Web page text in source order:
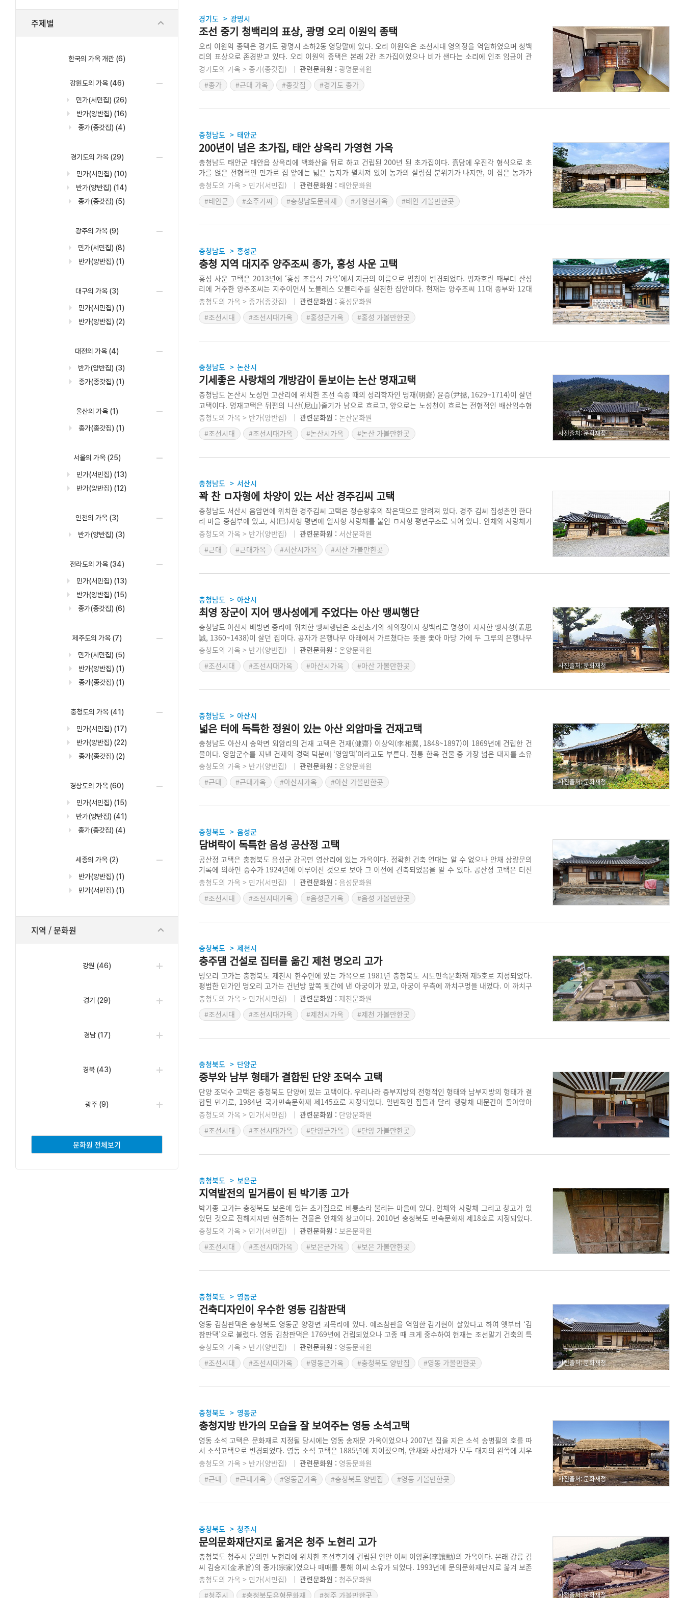
주제별
한국의 가옥 개관 (6)
강원도의 가옥 (46)
민가(서민집) (26)
반가(양반집) (16)
종가(종갓집) (4)
경기도의 가옥 (29)
민가(서민집) (10)
반가(양반집) (14)
종가(종갓집) (5)
광주의 가옥 (9)
민가(서민집) (8)
반가(양반집) (1)
대구의 가옥 (3)
민가(서민집) (1)
반가(양반집) (2)
대전의 가옥 (4)
반가(양반집) (3)
종가(종갓집) (1)
울산의 가옥 (1)
종가(종갓집) (1)
서울의 가옥 (25)
민가(서민집) (13)
반가(양반집) (12)
인천의 가옥 (3)
반가(양반집) (3)
전라도의 가옥 (34)
민가(서민집) (13)
반가(양반집) (15)
종가(종갓집) (6)
제주도의 가옥 (7)
민가(서민집) (5)
반가(양반집) (1)
종가(종갓집) (1)
충청도의 가옥 (41)
민가(서민집) (17)
반가(양반집) (22)
종가(종갓집) (2)
경상도의 가옥 (60)
민가(서민집) (15)
반가(양반집) (41)
종가(종갓집) (4)
세종의 가옥 (2)
반가(양반집) (1)
민가(서민집) (1)
지역 / 문화원
강원 (46)
경기 (29)
경남 (17)
경북 (43)
광주 (9)
문화원 전체보기
경기도 > 광명시
조선 중기 청백리의 표상, 광명 오리 이원익 종택
오리 이원익 종택은 경기도 광명시 소하2동 영당말에 있다. 오리 이원익은 조선시대 영의정을 역임하였으며 청백
리의 표상으로 존경받고 있다. 오리 이원익 종택은 본래 2칸 초가집이었으나 비가 샌다는 소리에 인조 임금이 관
감정을 지어 하사했다. 관감정은 지금은 관감당이 되었다. 오리 이원익 종택은 현대식으로 개조한 곳도 있으나, 2
0세기 경기지역 살림집의 모습을 잘 보존했다는 평가를 받는다.
경기도의 가옥 > 종가(종갓집) 관련문화원 : 광명문화원
#종가
#근대 가옥 #종갓집 #경기도 종가
충청남도 > 태안군
200년이 넘은 초가집, 태안 상옥리 가영현 가옥
충청남도 태안군 태안읍 상옥리에 백화산을 뒤로 하고 건립된 200년 된 초가집이다. 흙담에 우진각 형식으로 초
가를 얹은 전형적인 민가로 집 앞에는 넓은 농지가 펼쳐져 있어 농가의 살림집 분위기가 나지만, 이 집은 농가가
아니라 청빈의 덕목을 구현하고 있는 선비의 집이다. 이 집 주인은 15대째 이곳에서 거주한 소주 가씨 집안이다.
넓은 대지에 200년 전 몸채를 지었고, 이후 1940년대까지 부속 건물을 덧대어지으며 ㅁ자로 완성된 초가집이다.
돌을 정교하게 쌓은 담, 담 사이에 불뚝 솟은 굴뚝, 그리고 초가지붕이 조화를 이룬다.
충청도의 가옥 > 민가(서민집) 관련문화원 : 태안문화원
#태안군
#소주가씨 #충청남도문화재 #가영현가옥 #태안 가볼만한곳
충청남도 > 홍성군
충청 지역 대지주 양주조씨 종가, 홍성 사운 고택
홍성 사운 고택은 2013년에 ‘홍성 조응식 가옥’에서 지금의 이름으로 명칭이 변경되었다. 병자호란 때부터 산성
리에 거주한 양주조씨는 지주이면서 노블레스 오블리주를 실천한 집안이다. 현재는 양주조씨 11대 종부와 12대
종손이 거주하고 있다. 부속건물, 그 중에서도 창고가 많아 충청 지역 대지주 반가였음을 보여주는 사료적 가치를
지닌 집이다. 2018년에는 홍성군에서 고택스테이도 운영했다.
충청도의 가옥 > 종가(종갓집) 관련문화원 : 홍성문화원
#조선시대
#조선시대가옥 #홍성군가옥 #홍성 가볼만한곳
사진출처: 문화재청
충청남도 > 논산시
기세좋은 사랑채의 개방감이 돋보이는 논산 명재고택
충청남도 논산시 노성면 고산리에 위치한 조선 숙종 때의 성리학자인 명재(明齋) 윤증(尹拯, 1629~1714)이 살던
고택이다. 명재고택은 뒤편의 니산(尼山)줄기가 남으로 흐르고, 앞으로는 노성천이 흐르는 전형적인 배산임수형
국에 위치한다. 주변에 노성향교, 권리사 등의 유교유적이 다수 있다. 튼 ㅁ자형의 일반적인 충청도 지역 양반가옥
구조이지만, 남성 공간인 사랑채는 우측 전면에, 여성 공간인 안채는 좌측 후면에 배치하여 건물별 위계를 부여했
다. 대문채 앞에는 넓은 연못을 두고, 연못 안에 섬을 두어 신선사상이 투영되어 있다.
충청도의 가옥 > 반가(양반집) 관련문화원 : 논산문화원
#조선시대
#조선시대가옥 #논산시가옥 #논산 가볼만한곳
충청남도 > 서산시
꽉 찬 ㅁ자형에 차양이 있는 서산 경주김씨 고택
충청남도 서산시 음암면에 위치한 경주김씨 고택은 정순왕후의 작은댁으로 알려져 있다. 경주 김씨 집성촌인 한다
리 마을 중심부에 있고, 사(巳)자형 평면에 일자형 사랑채를 붙인 ㅁ자형 평면구조로 되어 있다. 안채와 사랑채가
연결되어 있지만 안채는 동향으로, 사랑채는 본체와 직각이 되도록 배치하여 남향이다. 안채 주위에 부속채를 배
치하여 안마당에 틈을 두지 않아, 튼 ㅁ자형의 충청도 일반집과 달리 꽉 찬 ㅁ자형이다. 대문을 행랑채와 별도로
대지의 모서리에 배치하였고, 본체는 팔작지붕을 얹고, 부속채에는 우진각지붕을 얹어 건물 간의 위계성을 부여하
충청도의 가옥 > 반가(양반집) 관련문화원 : 서산문화원
#근대
#근대가옥 #서산시가옥 #서산 가볼만한곳
사진출처: 문화재청
충청남도 > 아산시
최영 장군이 지어 맹사성에게 주었다는 아산 맹씨행단
충청남도 아산시 배방면 중리에 위치한 맹씨행단은 조선초기의 좌의정이자 청백리로 명성이 자자한 맹사성(孟思
誠, 1360~1438)이 살던 집이다. 공자가 은행나무 아래에서 가르쳤다는 뜻을 좇아 마당 가에 두 그루의 은행나무
를 심고 학문을 이어갔기에 '행단(杏壇)'이라 부른다. 행단은 고택, 가묘(세덕사), 정자(구괴정), 은행나무로 구성
되어 있다. 고택은 조선 전기 양식으로 지어졌으며, 현존하는 가정집 중 가장 오래된 고택이라 한다. 고택 뒤편에
는 맹씨 집안의 가묘인 세덕사가 있어, 맹사성과 그의 부친, 조부의 위패가 모셔져 있다.
충청도의 가옥 > 반가(양반집) 관련문화원 : 온양문화원
#조선시대
#조선시대가옥 #아산시가옥 #아산 가볼만한곳
사진출처: 문화재청
충청남도 > 아산시
넓은 터에 독특한 정원이 있는 아산 외암마을 건재고택
충청남도 아산시 송악면 외암리의 건재 고택은 건재(健齋) 이상익(李相翼, 1848~1897)이 1869년에 건립한 건
물이다. 영암군수를 지낸 건재의 경력 덕분에 ‘영암댁’이라고도 부른다. 전통 한옥 건물 중 가장 넓은 대지를 소유
하고 있으며, 사랑채 앞의 정원은 설화산의 계곡물을 끌어들여 꾸몄다. 방의 갯수가 많은 행랑채, 안채 뒤쪽에 따
로 있는 호지집 등으로 미루어보아 일을 하던 노비들의 규모를 알 수 있다. 충청도 양반집의 전형을 잘 갖추고 있
으며, 특히 안채 주변의 마당이 넓은 것이 특징이다.
충청도의 가옥 > 반가(양반집) 관련문화원 : 온양문화원
#근대
#근대가옥 #아산시가옥 #아산 가볼만한곳
충청북도 > 음성군
담벼락이 독특한 음성 공산정 고택
공산정 고택은 충청북도 음성군 감곡면 영산리에 있는 가옥이다. 정확한 건축 연대는 알 수 없으나 안채 상량문의
기록에 의하면 중수가 1924년에 이루어진 것으로 보아 그 이전에 건축되었음을 알 수 있다. 공산정 고택은 터진
미음(ㅁ)자 형으로 서해안 중부지방의 일반적인 가옥형태를 보이는데, 까치구멍을 내고 대청 뒷문 대신 창호를 내
고, 담벼락의 꾸밈이 독특하다.
충청도의 가옥 > 민가(서민집) 관련문화원 : 음성문화원
#조선시대
#조선시대가옥 #음성군가옥 #음성 가볼만한곳
충청북도 > 제천시
충주댐 건설로 집터를 옮긴 제천 명오리 고가
명오리 고가는 충청북도 제천시 한수면에 있는 가옥으로 1981년 충청북도 시도민속문화재 제5호로 지정되었다.
평범한 민가인 명오리 고가는 건넌방 앞쪽 툇간에 낸 아궁이가 있고, 아궁이 우측에 까치구멍을 내었다. 이 까치구
멍의 용도는 쪽문이 아니라 환기를 위한 시설이다. 이처럼 명오리 고가는 작은 규모를 잘 활용한 초가집이다. 충주
댐 건설로 원래의 자리에서 이전 복원하여 세웠다.
충청도의 가옥 > 민가(서민집) 관련문화원 : 제천문화원
#조선시대
#조선시대가옥 #제천시가옥 #제천 가볼만한곳
충청북도 > 단양군
중부와 남부 형태가 결합된 단양 조덕수 고택
단양 조덕수 고택은 충청북도 단양에 있는 고택이다. 우리나라 중부지방의 전형적인 형태와 남부지방의 형태가 결
합된 민가로, 1984년 국가민속문화재 제145호로 지정되었다. 일반적인 집들과 달리 행랑채 대문간이 돌아앉아
있고, 부엌 다음에 아랫방을 둔 남도 형태의 영향도 볼 수 있다.
충청도의 가옥 > 민가(서민집) 관련문화원 : 단양문화원
#조선시대
#조선시대가옥 #단양군가옥 #단양 가볼만한곳
충청북도 > 보은군
지역발전의 밑거름이 된 박기종 고가
박기종 고가는 충청북도 보은에 있는 초가집으로 비룡소라 불리는 마을에 있다. 안채와 사랑채 그리고 창고가 있
었던 것으로 전해지지만 현존하는 건물은 안채와 창고이다. 2010년 충청북도 민속문화재 제18호로 지정되었다.
박기종은 보은 제일의 부자이고 제5대 민의원에 당선되었다. 9개월 만에 5·16군사쿠데타로 의원직을 상실했지만
끝내 야당을 고집했다. 그의 큰아들 맹호는 우리나라 출판계를 선도한 민음사를 창립하였다.
충청도의 가옥 > 민가(서민집) 관련문화원 : 보은문화원
#조선시대
#조선시대가옥 #보은군가옥 #보은 가볼만한곳
사진출처: 문화재청
충청북도 > 영동군
건축디자인이 우수한 영동 김참판댁
영동 김참판댁은 충청북도 영동군 양강면 괴목리에 있다. 예조참판을 역임한 김기현이 살았다고 하여 옛부터 ‘김
참판댁’으로 불렸다. 영동 김참판댁은 1769년에 건립되었으나 고종 때 크게 중수하여 현재는 조선말기 건축의 특
징을 보여주고 있다. 안채는 사대부가에서 흔히 쓰는 ‘ㄷ’자형 구조이며, 지붕 부분이 특이하다. 건축의장 기법이
대단히 우수하고 환경과 잘 어우러진 건축으로 평가받고 있다.
충청도의 가옥 > 반가(양반집) 관련문화원 : 영동문화원
#조선시대
#조선시대가옥 #영동군가옥 #충청북도 양반집 #영동 가볼만한곳
사진출처: 문화재청
충청북도 > 영동군
충청지방 반가의 모습을 잘 보여주는 영동 소석고택
영동 소석 고택은 문화재로 지정될 당시에는 영동 송재문 가옥이었으나 2007년 집을 지은 소석 송병필의 호를 따
서 소석고택으로 변경되었다. 영동 소석 고택은 1885년에 지어졌으며, 안채와 사랑채가 모두 대지의 왼쪽에 치우
쳐 있어 오른쪽에 넓은 마당이 있다. 문화재로 지정될 당시 많이 퇴락했으나 충정 지역 반가의 특성을 잘 보여준다
는 점에서 문화재로 지정되었다. 영동군에서는 영동 소석 고택에 대한 문화재 정비사업을 하고, 방재시스템도 구
축하였다.
충청도의 가옥 > 반가(양반집) 관련문화원 : 영동문화원
#근대
#근대가옥 #영동군가옥 #충청북도 양반집 #영동 가볼만한곳
사진출처: 문화재청
충청북도 > 청주시
문의문화재단지로 옮겨온 청주 노현리 고가
충청북도 청주시 문의면 노현리에 위치한 조선후기에 건립된 연안 이씨 이양훈(李讓勳)의 가옥이다. 본래 강릉 김
씨 김승지(金承旨)의 종가(宗家)였으나 매매를 통해 이씨 소유가 되었다. 1993년에 문의문화재단지로 옮겨 보존
중이다. 문의문화재단지는 급속히 변화하는 산업화의 과정에서 전통문화를 교육하고자 만든 역사교육 현장으로
여러 채의 고가가 있다. 노현리 고가는 ㄱ자 형태의 안채 一자형의 광채, 사주문으로 이루어진 중부지역의 가옥이
충청도의 가옥 > 민가(서민집) 관련문화원 : 청주문화원
#청주시
#충청북도유형문화재 #청주 가볼만한곳